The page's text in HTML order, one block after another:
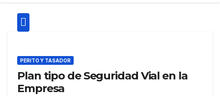
PERITO Y TASADOR
Plan tipo de Seguridad Vial en la
Empresa